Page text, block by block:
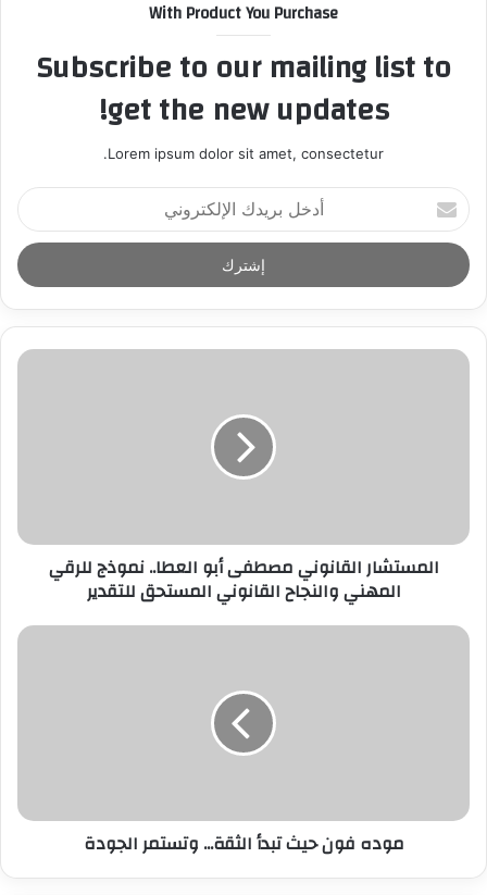
With Product You Purchase
Subscribe to our mailing list to
get the new updates!
Lorem ipsum dolor sit amet, consectetur.
أ
د
خ
ل
ر
د
ر
المستشار القانوني مصطفى أبو العطا.. نموذج للرقي
المهني والنجاح القانوني المستحق للتقدير
موده فون حيث تبدأ الثقة... وتستمر الجودة